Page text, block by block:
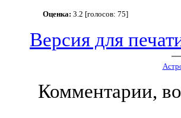
Оценка: 3.2 [голосов: 75]
Версия для
Комментарии,